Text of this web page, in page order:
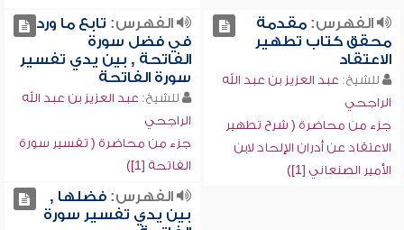
الفهرس:مقدمة
محقق كتاب تطهير
الاعتقاد
للشيخ: عبد العزيز بن عبد الله
الراجحي
جزء من محاضرة ( شرح تطهير
الاعتقاد عن أدران الإلحاد لابن
الأمير الصنعاني [1])
الفهرس: تابع ما ورد
في فضل سورة
الفاتحة , بين يدي تفسير
سورة الفاتحة
للشيخ: عبد العزيز بن عبد الله
الراجحي
جزء من محاضرة ( تفسير سورة
الفاتحة [1])
الفهرس:فضلها ,
بين يدي تفسير سورة